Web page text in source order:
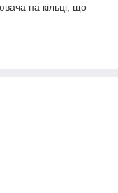
на кільці, що